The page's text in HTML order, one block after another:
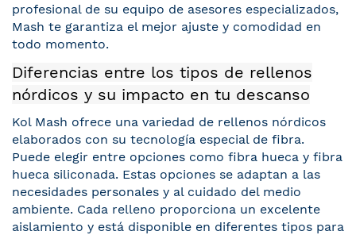
profesional de su equipo de asesores especializados,
Mash te garantiza el mejor ajuste y comodidad en
todo momento.
Diferencias entre los tipos de rellenos
nórdicos y su impacto en tu descanso
Kol Mash ofrece una variedad de rellenos nórdicos
elaborados con su tecnología especial de fibra.
Puede elegir entre opciones como fibra hueca y fibra
hueca siliconada. Estas opciones se adaptan a las
necesidades personales y al cuidado del medio
ambiente. Cada relleno proporciona un excelente
aislamiento y está disponible en diferentes tipos para